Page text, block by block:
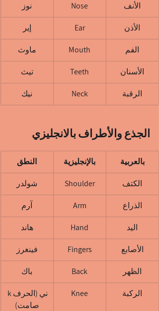
الأنف Nose نوز
الأذن Ear إير
الفم Mouth ماوث
الأسنان Teeth تيث
الرقبة Neck نيك
الجذع والأطراف بالانجليزي
بالعربية بالإنجليزية النطق
الكتف Shoulder شولدر
الذراع Arm آرم
اليد Hand هاند
الأصابع Fingers فينغرز
الظهر Back باك
الركبة Knee
صامت)